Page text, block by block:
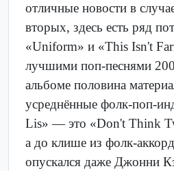
отличные новости в
вторых, здесь есть ряд
«Uniform» и «This Isn't
лучшими поп-песнями
альбоме половина
усреднённые фолк-поп-
Lis» — это «Don't Think
а до клише из фолк-
опускался даже Джонни